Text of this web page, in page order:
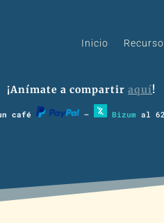
Inicio
¡Anímate a compartir aquí!
café – Bizum al